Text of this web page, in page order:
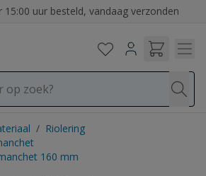
uur besteld, vandaag verzonden
/ Riolering
160 mm